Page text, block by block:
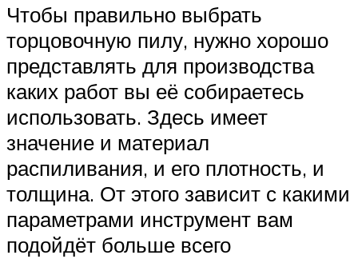
Чтобы правильно выбрать
торцовочную пилу, нужно хорошо
представлять для производства
каких работ вы её собираетесь
использовать. Здесь имеет
значение и материал
распиливания, и его плотность, и
толщина. От этого зависит с какими
параметрами инструмент вам
подойдёт больше всего